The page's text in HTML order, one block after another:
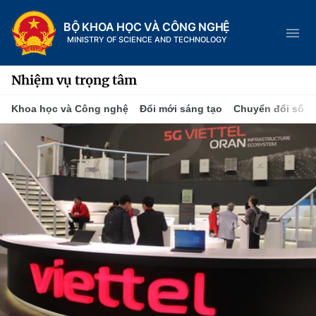
BỘ KHOA HỌC VÀ CÔNG NGHỆ
MINISTRY OF SCIENCE AND TECHNOLOGY
Danh mục
Trang chủ
Giới thiệu
Chức năng nhiệm vụ
Cơ cấu tổ chức
Lịch sử phát triển
Tin tức sự kiện
Khoa học và Công nghệ
Đổi mới sáng tạo
Dịch vụ công
Hệ thống văn bản
Nhiệm vụ trọng tâm
Khoa học và Công nghệ Đổi mới sáng tạo Chuyển đổi số